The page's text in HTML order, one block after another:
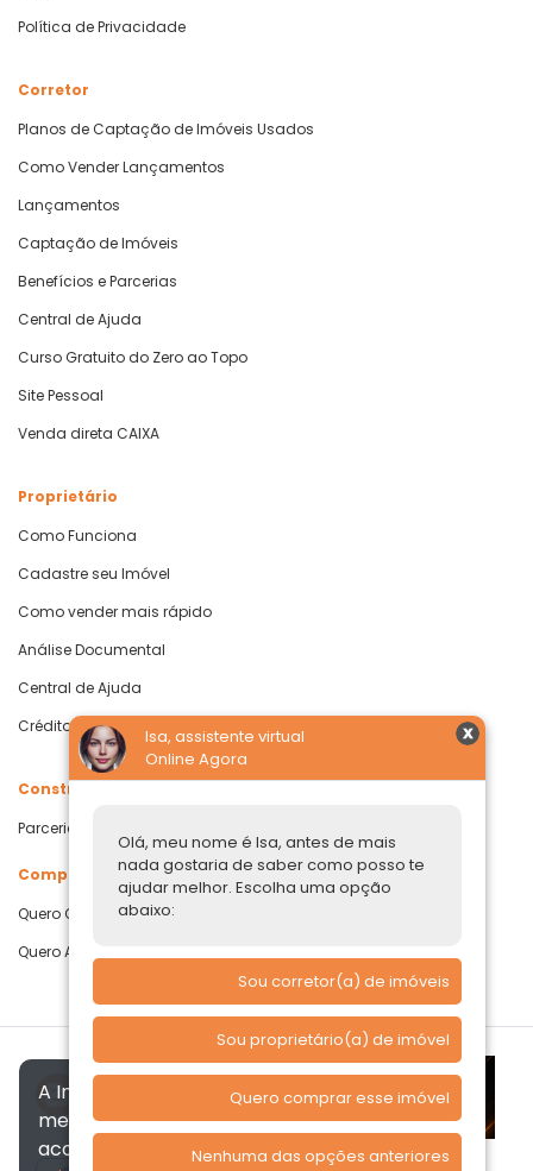
Isa, assistente virtual
Online Agora
Olá, meu nome é Isa, antes de mais
nada gostaria de saber como posso te
ajudar melhor. Escolha uma opção
abaixo:
Sou corretor(a) de imóveis
Sou proprietário(a) de imóvel
Quero comprar esse imóvel
Nenhuma das opções anteriores
Política de Privacidade
Corretor
Planos de Captação de Imóveis Usados
Como Vender Lançamentos
Lançamentos
Captação de Imóveis
Benefícios e Parcerias
Central de Ajuda
Curso Gratuito do Zero ao Topo
Site Pessoal
Venda direta CAIXA
Proprietário
Como Funciona
Cadastre seu Imóvel
Como vender mais rápido
Análise Documental
Central de Ajuda
Crédito com Garantia de Imóvel
Construtoras
Parcerias Imobiliárias
Comprar ou alugar
Quero Comprar
Quero Alugar
A Imóvelp utiliza cookies para
melhorar a sua experiência, de
acordo com a nossaPolítica de